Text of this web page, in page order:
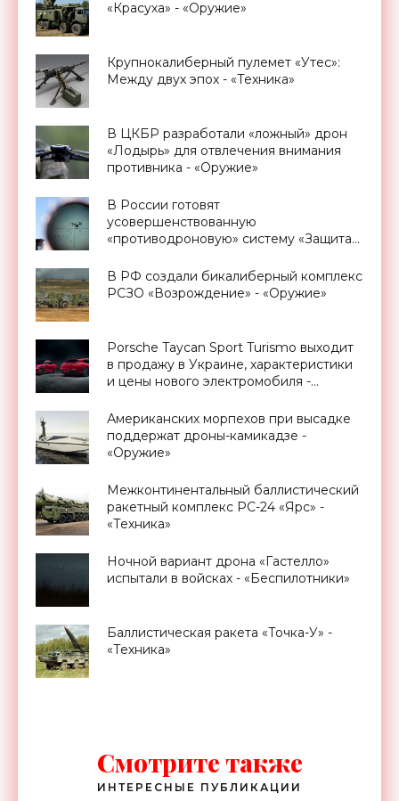
«Красуха» - «Оружие»
Крупнокалиберный пулемет «Утес»:
Между двух эпох - «Техника»
В ЦКБР разработали «ложный» дрон
«Лодырь» для отвлечения внимания
противника - «Оружие»
В России готовят
усовершенствованную
«противодроновую» систему «Защита»
В РФ создали бикалиберный комплекс
РСЗО «Возрождение» - «Оружие»
Porsche Taycan Sport Turismo выходит
в продажу в Украине, характеристики
и цены нового электромобиля -
Американских морпехов при высадке
поддержат дроны-камикадзе -
«Оружие»
Межконтинентальный баллистический
ракетный комплекс РС-24 «Ярс» -
«Техника»
Ночной вариант дрона «Гастелло»
испытали в войсках - «Беспилотники»
Баллистическая ракета «Точка-У» -
«Техника»
Смотрите также
ИНТЕРЕСНЫЕ ПУБЛИКАЦИИ